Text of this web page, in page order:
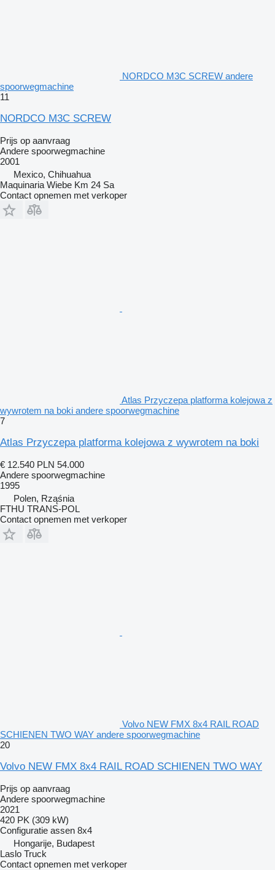
NORDCO M3C SCREW andere
spoorwegmachine
11
NORDCO M3C SCREW
Prijs op aanvraag
Andere spoorwegmachine
2001
Mexico, Chihuahua
Maquinaria Wiebe Km 24 Sa
Contact opnemen met verkoper
Atlas Przyczepa platforma kolejowa z
wywrotem na boki andere spoorwegmachine
7
Atlas Przyczepa platforma kolejowa z wywrotem na boki
€ 12.540 PLN 54.000
Andere spoorwegmachine
1995
Polen, Rząśnia
FTHU TRANS-POL
Contact opnemen met verkoper
Volvo NEW FMX 8x4 RAIL ROAD
SCHIENEN TWO WAY andere spoorwegmachine
20
Volvo NEW FMX 8x4 RAIL ROAD SCHIENEN TWO WAY
Prijs op aanvraag
Andere spoorwegmachine
2021
420 PK (309 kW)
Configuratie assen 8x4
Hongarije, Budapest
Laslo Truck
Contact opnemen met verkoper